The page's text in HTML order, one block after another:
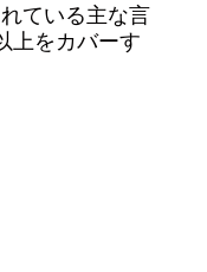
ている主な言
上をカバーす